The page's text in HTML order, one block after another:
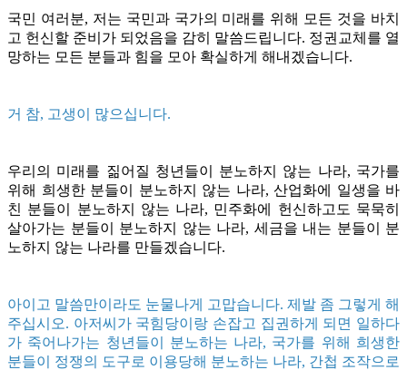
국민 여러분, 저는 국민과 국가의 미래를 위해 모든 것을 바치
고 헌신할 준비가 되었음을 감히 말씀드립니다. 정권교체를 열
망하는 모든 분들과 힘을 모아 확실하게 해내겠습니다.
거 참, 고생이 많으십니다.
우리의 미래를 짊어질 청년들이 분노하지 않는 나라, 국가를
위해 희생한 분들이 분노하지 않는 나라, 산업화에 일생을 바
친 분들이 분노하지 않는 나라, 민주화에 헌신하고도 묵묵히
살아가는 분들이 분노하지 않는 나라, 세금을 내는 분들이 분
노하지 않는 나라를 만들겠습니다.
아이고 말씀만이라도 눈물나게 고맙습니다. 제발 좀 그렇게 해
주십시오. 아저씨가 국힘당이랑 손잡고 집권하게 되면 일하다
가 죽어나가는 청년들이 분노하는 나라, 국가를 위해 희생한
분들이 정쟁의 도구로 이용당해 분노하는 나라, 간첩 조작으로